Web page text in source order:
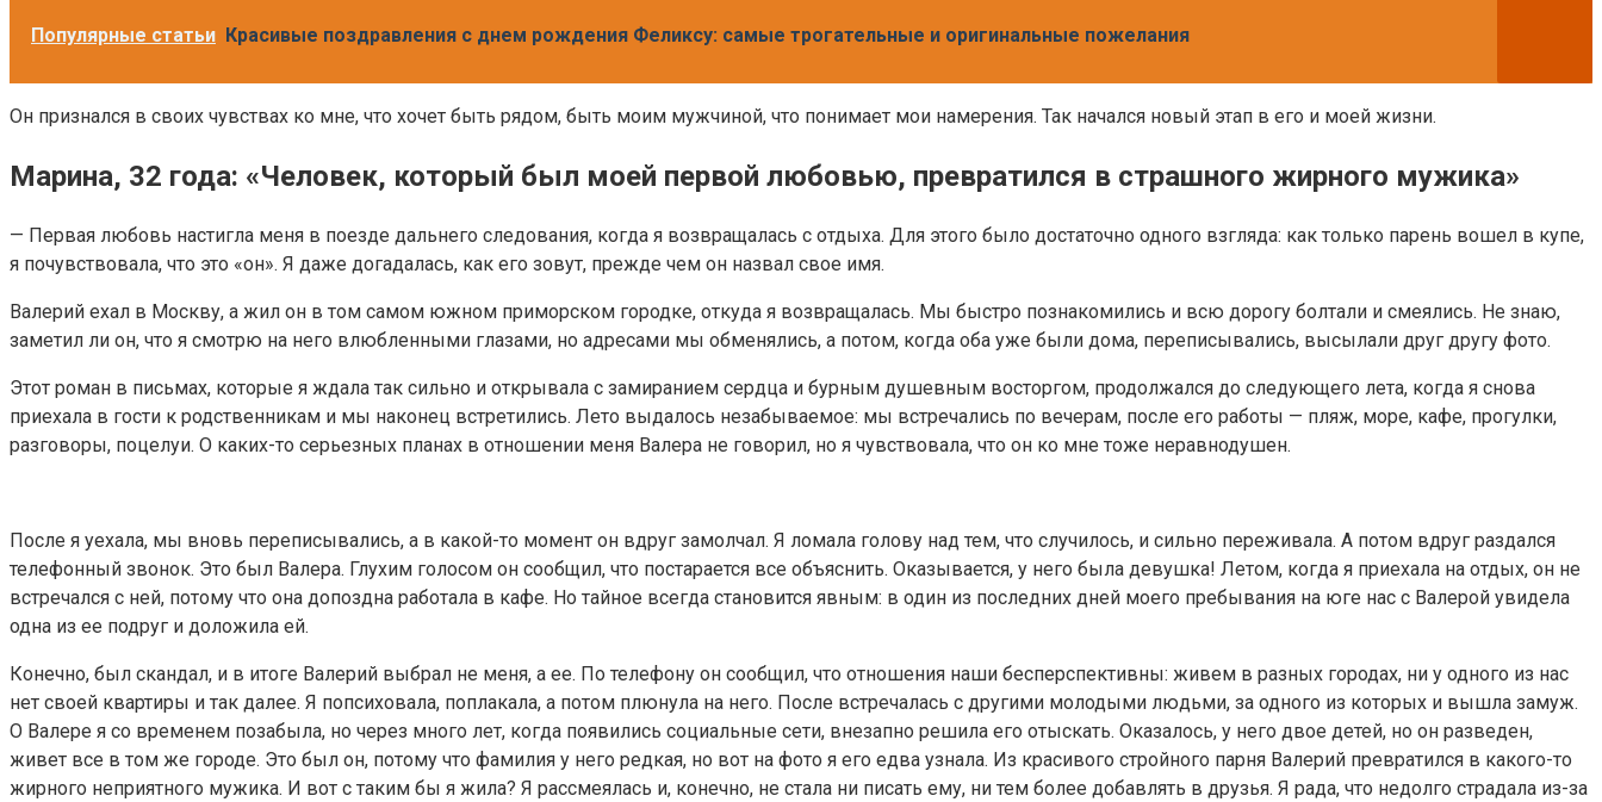
Популярные статьи Красивые поздравления с днем рождения Феликсу: самые трогательные и оригинальные пожелания
Он признался в своих чувствах ко мне, что хочет быть рядом, быть моим мужчиной, что понимает мои намерения. Так начался новый этап в его и моей жизни.
Марина, 32 года: «Человек, который был моей первой любовью, превратился в страшного жирного мужика»
— Первая любовь настигла меня в поезде дальнего следования, когда я возвращалась с отдыха. Для этого было достаточно одного взгляда: как только парень вошел в купе,
я почувствовала, что это «он». Я даже догадалась, как его зовут, прежде чем он назвал свое имя.
Валерий ехал в Москву, а жил он в том самом южном приморском городке, откуда я возвращалась. Мы быстро познакомились и всю дорогу болтали и смеялись. Не знаю,
заметил ли он, что я смотрю на него влюбленными глазами, но адресами мы обменялись, а потом, когда оба уже были дома, переписывались, высылали друг другу фото.
Этот роман в письмах, которые я ждала так сильно и открывала с замиранием сердца и бурным душевным восторгом, продолжался до следующего лета, когда я снова
приехала в гости к родственникам и мы наконец встретились. Лето выдалось незабываемое: мы встречались по вечерам, после его работы — пляж, море, кафе, прогулки,
разговоры, поцелуи. О каких-то серьезных планах в отношении меня Валера не говорил, но я чувствовала, что он ко мне тоже неравнодушен.
После я уехала, мы вновь переписывались, а в какой-то момент он вдруг замолчал. Я ломала голову над тем, что случилось, и сильно переживала. А потом вдруг раздался
телефонный звонок. Это был Валера. Глухим голосом он сообщил, что постарается все объяснить. Оказывается, у него была девушка! Летом, когда я приехала на отдых, он не
встречался с ней, потому что она допоздна работала в кафе. Но тайное всегда становится явным: в один из последних дней моего пребывания на юге нас с Валерой увидела
одна из ее подруг и доложила ей.
Конечно, был скандал, и в итоге Валерий выбрал не меня, а ее. По телефону он сообщил, что отношения наши бесперспективны: живем в разных городах, ни у одного из нас
нет своей квартиры и так далее. Я попсиховала, поплакала, а потом плюнула на него. После встречалась с другими молодыми людьми, за одного из которых и вышла замуж.
О Валере я со временем позабыла, но через много лет, когда появились социальные сети, внезапно решила его отыскать. Оказалось, у него двое детей, но он разведен,
живет все в том же городе. Это был он, потому что фамилия у него редкая, но вот на фото я его едва узнала. Из красивого стройного парня Валерий превратился в какого-то
жирного неприятного мужика. И вот с таким бы я жила? Я рассмеялась и, конечно, не стала ни писать ему, ни тем более добавлять в друзья. Я рада, что недолго страдала из-за